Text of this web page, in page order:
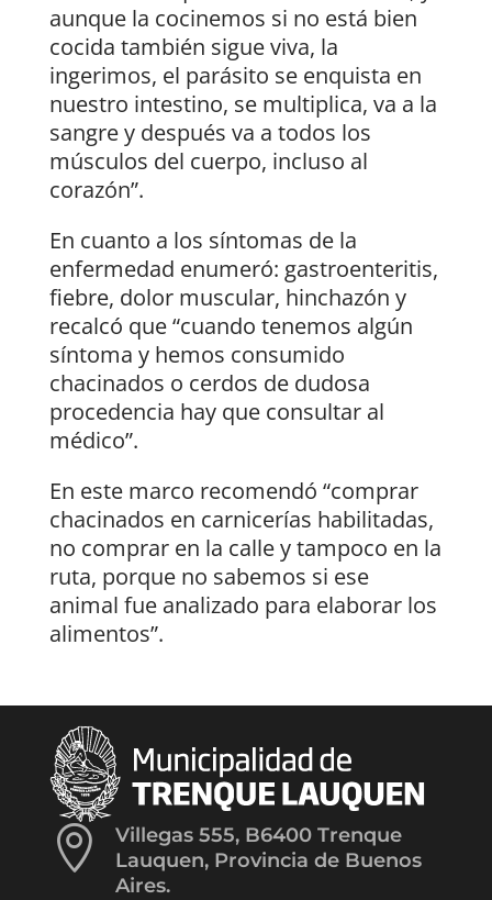
aunque la cocinemos si no está bien
cocida también sigue viva, la
ingerimos, el parásito se enquista en
nuestro intestino, se multiplica, va a la
sangre y después va a todos los
músculos del cuerpo, incluso al
corazón”.
En cuanto a los síntomas de la
enfermedad enumeró: gastroenteritis,
fiebre, dolor muscular, hinchazón y
recalcó que “cuando tenemos algún
síntoma y hemos consumido
chacinados o cerdos de dudosa
procedencia hay que consultar al
médico”.
En este marco recomendó “comprar
chacinados en carnicerías habilitadas,
no comprar en la calle y tampoco en la
ruta, porque no sabemos si ese
animal fue analizado para elaborar los
alimentos”.

Villegas 555, B6400 Trenque
Lauquen, Provincia de Buenos
Aires.